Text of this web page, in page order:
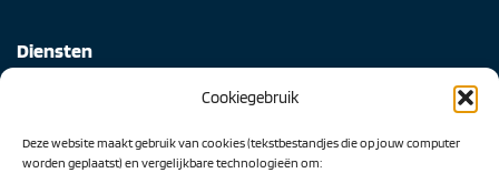
Cookiegebruik
Deze website maakt gebruik van cookies (tekstbestandjes die op jouw computer
worden geplaatst) en vergelijkbare technologieën om:
Diensten
AI Readiness Scan